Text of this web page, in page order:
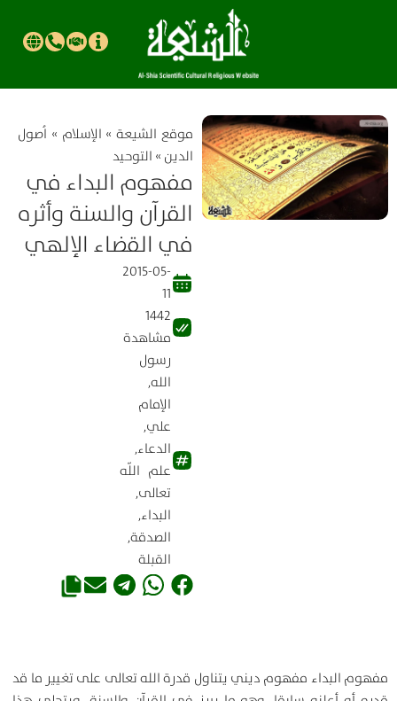
موقع الشیعة» الإسلام » اُصول
الدين » التوحيد
مفهوم البداء في
القرآن والسنة وأثره
في القضاء الإلهي
2015-05-
11
1442
مشاهدة
رسول
الله,
الإمام
علي,
الدعاء,
علم اللّه
تعالى,
البداء,
الصدقة,
القبلة
مفهوم البداء مفهوم ديني يتناول قدرة الله تعالى على تغيير ما قد